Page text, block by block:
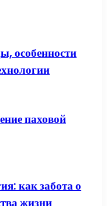
особенности
паховой
как забота о
жизни